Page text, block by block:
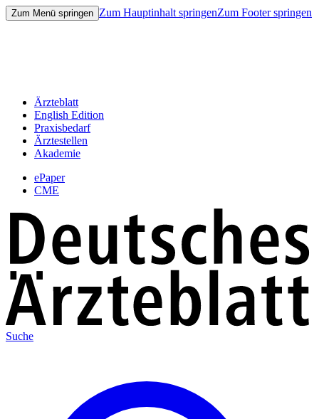
Zum Menü springen Zum Hauptinhalt springenZum Footer springen
Ärzteblatt
English Edition
Praxisbedarf
Ärztestellen
Akademie
ePaper
CME
Suche